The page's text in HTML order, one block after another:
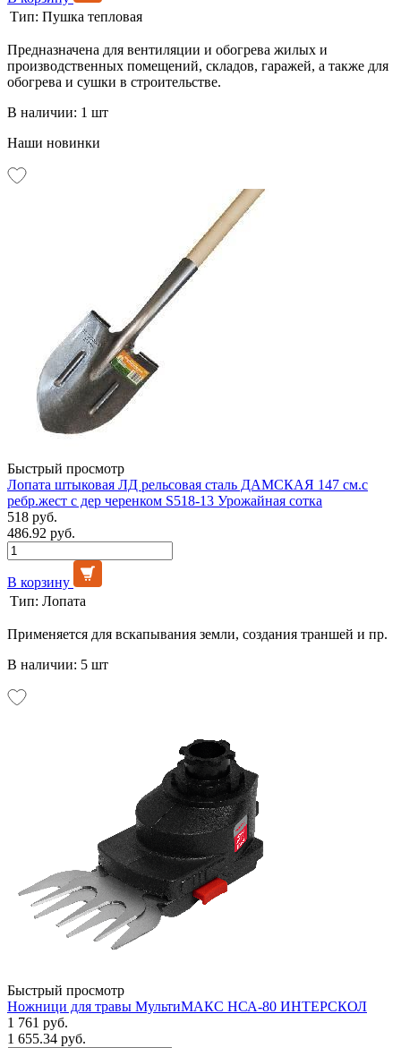
Тип: Пушка тепловая
Предназначена для вентиляции и обогрева жилых и
производственных помещений, складов, гаражей, а также для
обогрева и сушки в строительстве.
В наличии: 1 шт
Наши новинки
Быстрый просмотр
Лопата штыковая ЛД рельсовая сталь ДАМСКАЯ 147 см.с
ребр.жест с дер черенком S518-13 Урожайная сотка
518 руб.
486.92 руб.
В корзину
Тип: Лопата
Применяется для вскапывания земли, создания траншей и пр.
В наличии: 5 шт
Быстрый просмотр
Ножници для травы МультиМАКС НСА-80 ИНТЕРСКОЛ
1 761 руб.
1 655.34 руб.